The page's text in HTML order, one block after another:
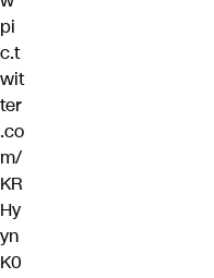
pi
c.t
wit
ter
.co
m/
KR
Hy
yn
K0